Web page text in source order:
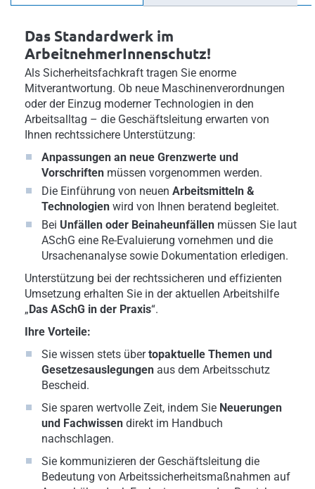
Das Standardwerk im
ArbeitnehmerInnenschutz!
Als Sicherheitsfachkraft tragen Sie enorme
Mitverantwortung. Ob neue Maschinenverordnungen
oder der Einzug moderner Technologien in den
Arbeitsalltag – die Geschäftsleitung erwarten von
Ihnen rechtssichere Unterstützung:
Anpassungen an neue Grenzwerte und
Vorschriften müssen vorgenommen werden.
Die Einführung von neuen Arbeitsmitteln &
Technologien wird von Ihnen beratend begleitet.
Bei Unfällen oder Beinaheunfällen müssen Sie laut
ASchG eine Re-Evaluierung vornehmen und die
Ursachenanalyse sowie Dokumentation erledigen.
Unterstützung bei der rechtssicheren und effizienten
Umsetzung erhalten Sie in der aktuellen Arbeitshilfe
„Das ASchG in der Praxis“.
Ihre Vorteile:
Sie wissen stets übertopaktuelle Themen und
Gesetzesauslegungen aus dem Arbeitsschutz
Bescheid.
Sie sparen wertvolle Zeit, indem Sie Neuerungen
und Fachwissen direkt im Handbuch
nachschlagen.
Sie kommunizieren der Geschäftsleitung die
Bedeutung von Arbeitssicherheitsmaßnahmen auf